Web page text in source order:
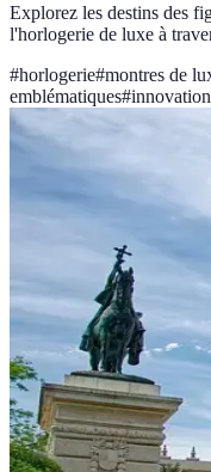
Explorez les destins des
l'horlogerie de luxe à
#horlogerie#montres de
emblématiques#